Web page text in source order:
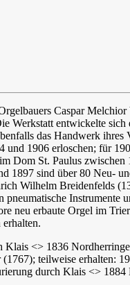
Caspar
Werkstatt entwickelte sich
das Handwerk ihres
1906 erloschen; für
Dom St. Paulus
1897 sind über 80 Neu-
Wilhelm Breidenfelds
Instrumente
neu erbaute Orgel im
<> 1836
teilweise erhalten:
durch Klais <>